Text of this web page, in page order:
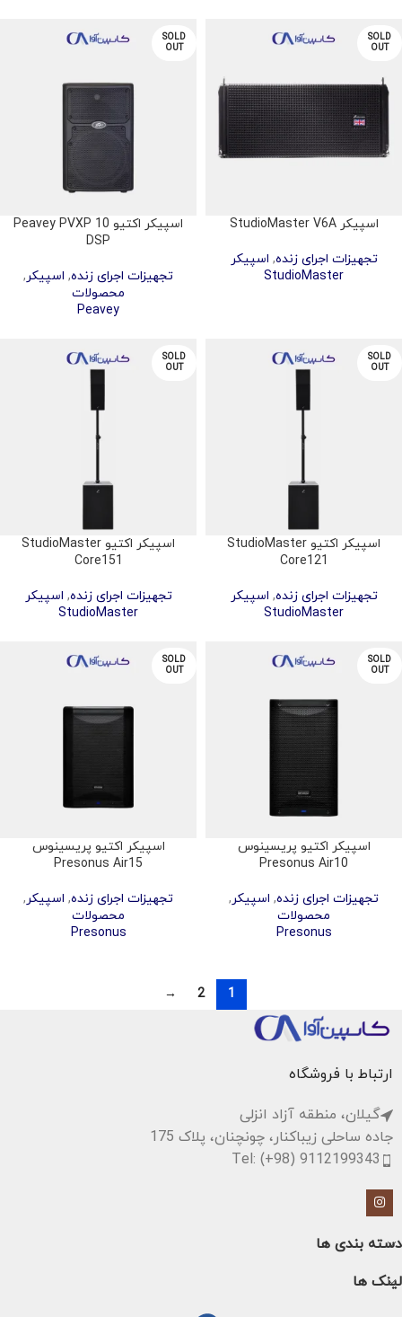
SOLD
OUT
اسپیکر StudioMaster V6A
تجهیزات اجرای زنده, اسپیکر
StudioMaster
SOLD
OUT
اسپیکر اکتیو Peavey PVXP 10
DSP
تجهیزات اجرای زنده, اسپیکر,
محصولات
Peavey
SOLD
OUT
اسپیکر اکتیو StudioMaster
Core121
تجهیزات اجرای زنده, اسپیکر
StudioMaster
SOLD
OUT
اسپیکر اکتیو StudioMaster
Core151
تجهیزات اجرای زنده, اسپیکر
StudioMaster
SOLD
OUT
اسپیکر اکتیو پریسینوس
Presonus Air10
تجهیزات اجرای زنده, اسپیکر,
محصولات
Presonus
SOLD
OUT
اسپیکر اکتیو پریسینوس
Presonus Air15
تجهیزات اجرای زنده, اسپیکر,
محصولات
Presonus
1
2
→
ارتباط با فروشگاه
گیلان، منطقه آزاد انزلی
جاده ساحلی زیباکنار، چونچنان، پلاک 175
Tel: (+98) 9112199343
دسته بندی ها
لینک ها